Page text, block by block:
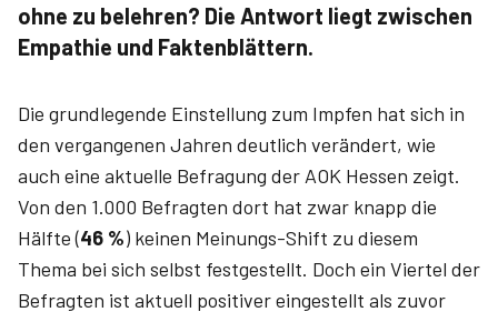
ohne zu belehren? Die Antwort liegt zwischen
Empathie und Faktenblättern.
Die grundlegende Einstellung zum Impfen hat sich in
den vergangenen Jahren deutlich verändert, wie
auch eine aktuelle Befragung der AOK Hessen zeigt.
Von den 1.000 Befragten dort hat zwar knapp die
Hälfte (46 %) keinen Meinungs-Shift zu diesem
Thema bei sich selbst festgestellt. Doch ein Viertel der
Befragten ist aktuell positiver eingestellt als zuvor